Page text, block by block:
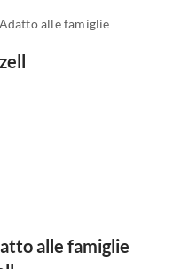
Adatto alle famiglie
alle famiglie